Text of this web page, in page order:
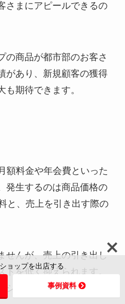
さまにアピールできるの
の商品が都市部のお客さ
があり、新規顧客の獲得
も期待できます。
額料金や年会費といった
発生するのは商品価格の
と、売上を引き出す際の
せんが、売上の引き出し
を低く抑えられます。
ショップを始められるの
ョップを出店する
事例資料